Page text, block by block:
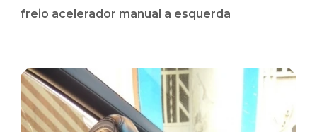
freio acelerador manual a esquerda